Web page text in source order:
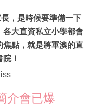
，是時候要準備一下
各大直資私立小學都會
焦點，就是將軍澳的直
！
介會已爆